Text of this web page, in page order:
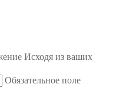
Исходя из ваших
Обязательное поле